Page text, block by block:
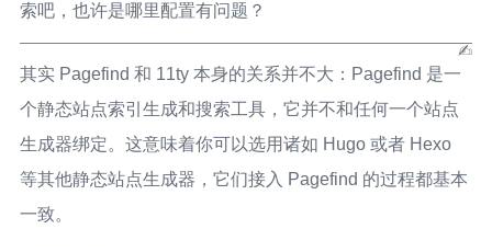
索吧，也许是哪里配置有问题？
其实 Pagefind 和 11ty 本身的关系并不大：Pagefind 是一
个静态站点索引生成和搜索工具，它并不和任何一个站点
生成器绑定。这意味着你可以选用诸如 Hugo 或者 Hexo
等其他静态站点生成器，它们接入 Pagefind 的过程都基本
一致。